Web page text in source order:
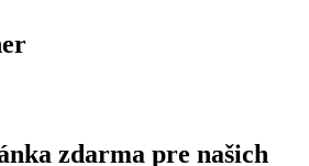
zdarma pre našich